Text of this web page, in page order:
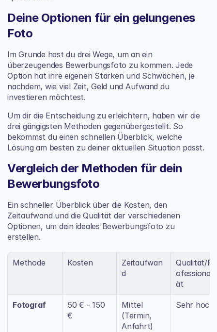
Deine Optionen für ein gelungenes
Foto
Im Grunde hast du drei Wege, um an ein
überzeugendes Bewerbungsfoto zu kommen. Jede
Option hat ihre eigenen Stärken und Schwächen, je
nachdem, wie viel Zeit, Geld und Aufwand du
investieren möchtest.
Um dir die Entscheidung zu erleichtern, haben wir die
drei gängigsten Methoden gegenübergestellt. So
bekommst du einen schnellen Überblick, welche
Lösung am besten zu deiner aktuellen Situation passt.
Vergleich der Methoden für dein
Bewerbungsfoto
Ein schneller Überblick über die Kosten, den
Zeitaufwand und die Qualität der verschiedenen
Optionen, um dein ideales Bewerbungsfoto zu
erstellen.
Methode Kosten
Zeitaufwan
d
Qualität/Pr
ofessionalit
ät
Fotograf
50 € - 150
€
Mittel
(Termin,
Anfahrt)
Sehr hoch